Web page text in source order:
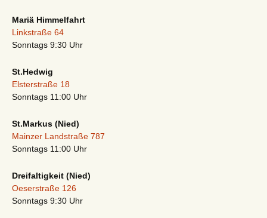
Mariä Himmelfahrt
Linkstraße 64
Sonntags 9:30 Uhr
St.Hedwig
Elsterstraße 18
Sonntags 11:00 Uhr
St.Markus (Nied)
Mainzer Landstraße 787
Sonntags 11:00 Uhr
Dreifaltigkeit (Nied)
Oeserstraße 126
Sonntags 9:30 Uhr